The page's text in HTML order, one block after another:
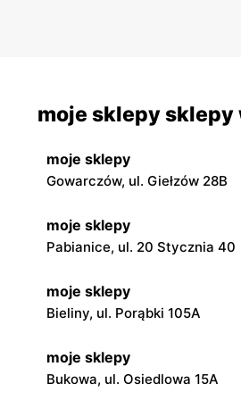
moje sklepy
moje sklepy
Gowarczów, ul. Giełzów 28B
moje sklepy
Pabianice, ul. 20 Stycznia 40
moje sklepy
Bieliny, ul. Porąbki 105A
moje sklepy
Bukowa, ul. Osiedlowa 15A